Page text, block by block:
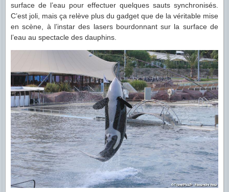
surface de l’eau pour effectuer quelques sauts synchronisés.
C’est joli, mais ça relève plus du gadget que de la véritable mise
en scène, à l’instar des lasers bourdonnant sur la surface de
l’eau au spectacle des dauphins.